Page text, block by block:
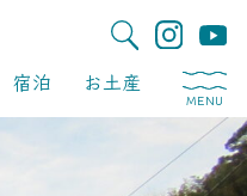
宿泊 お土産
MENU